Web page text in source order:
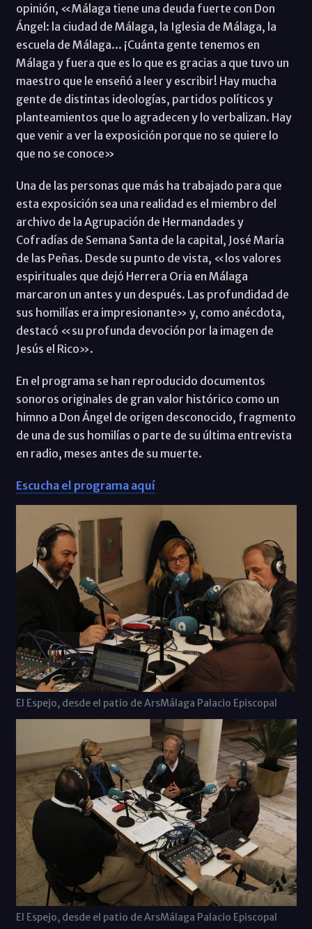
opinión, «Málaga tiene una deuda fuerte con Don
Ángel: la ciudad de Málaga, la Iglesia de Málaga, la
escuela de Málaga... ¡Cuánta gente tenemos en
Málaga y fuera que es lo que es gracias a que tuvo un
maestro que le enseñó a leer y escribir! Hay mucha
gente de distintas ideologías, partidos políticos y
planteamientos que lo agradecen y lo verbalizan. Hay
que venir a ver la exposición porque no se quiere lo
que no se conoce»
Una de las personas que más ha trabajado para que
esta exposición sea una realidad es el miembro del
archivo de la Agrupación de Hermandades y
Cofradías de Semana Santa de la capital, José María
de las Peñas. Desde su punto de vista, «los valores
espirituales que dejó Herrera Oria en Málaga
marcaron un antes y un después. Las profundidad de
sus homilías era impresionante» y, como anécdota,
destacó «su profunda devoción por la imagen de
Jesús el Rico».
En el programa se han reproducido documentos
sonoros originales de gran valor histórico como un
himno a Don Ángel de origen desconocido, fragmento
de una de sus homilías o parte de su última entrevista
en radio, meses antes de su muerte.
Escucha el programa aquí
El Espejo, desde el patio de ArsMálaga Palacio Episcopal
El Espejo, desde el patio de ArsMálaga Palacio Episcopal